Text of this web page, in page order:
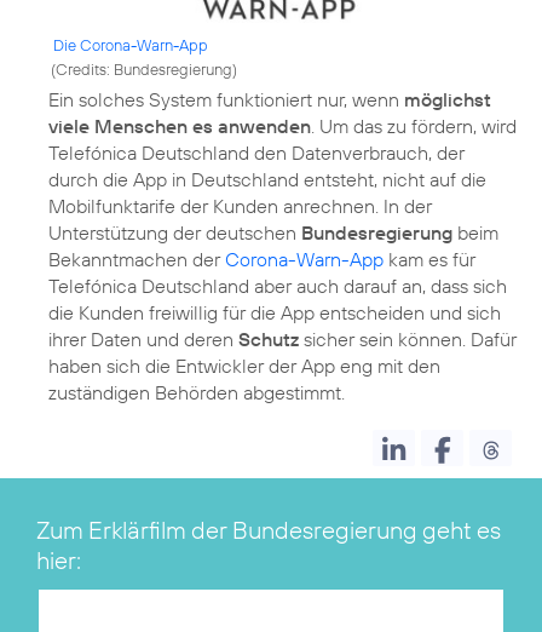
Die Corona-Warn-App
(Credits: Bundesregierung)
Ein solches System funktioniert nur, wenn möglichst
viele Menschen es anwenden. Um das zu fördern, wird
Telefónica Deutschland den Datenverbrauch, der
durch die App in Deutschland entsteht, nicht auf die
Mobilfunktarife der Kunden anrechnen. In der
Unterstützung der deutschen Bundesregierung beim
Bekanntmachen derCorona-Warn-App kam es für
Telefónica Deutschland aber auch darauf an, dass sich
die Kunden freiwillig für die App entscheiden und sich
ihrer Daten und deren Schutz sicher sein können. Dafür
haben sich die Entwickler der App eng mit den
zuständigen Behörden abgestimmt.
Zum Erklärfilm der Bundesregierung geht es
hier: